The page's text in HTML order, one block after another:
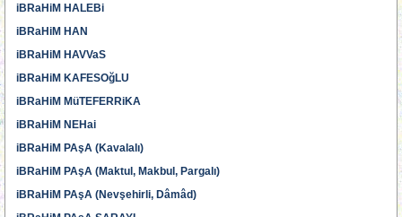
iBRaHiM HALEBi
iBRaHiM HAN
iBRaHiM HAVVaS
iBRaHiM KAFESOğLU
iBRaHiM MüTEFERRiKA
iBRaHiM NEHai
iBRaHiM PAşA (Kavalalı)
iBRaHiM PAşA (Maktul, Makbul, Pargalı)
iBRaHiM PAşA (Nevşehirli, Dâmâd)